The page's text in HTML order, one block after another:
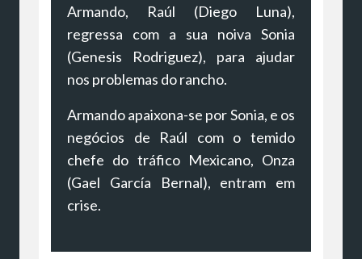
Armando, Raúl (Diego Luna),
regressa com a sua noiva Sonia
(Genesis Rodriguez), para ajudar
nos problemas do rancho.
Armando apaixona-se por Sonia, e os
negócios de Raúl com o temido
chefe do tráfico Mexicano, Onza
(Gael García Bernal), entram em
crise.